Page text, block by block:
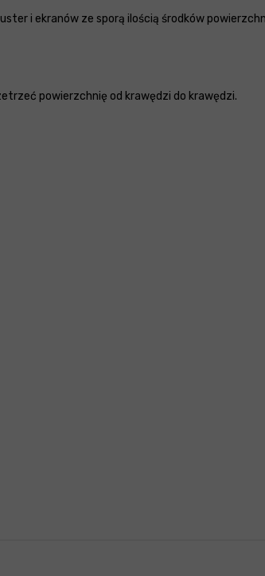
i ekranów ze sporą ilością środków
powierzchnię od krawędzi do krawędzi.